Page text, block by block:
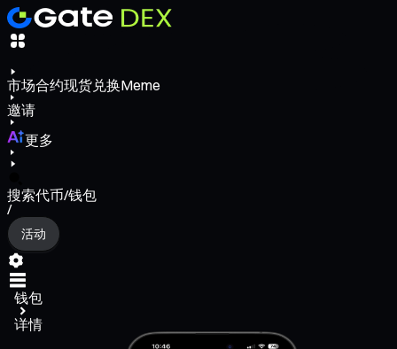
市场合约现货兑换Meme
邀请
更多
搜索代币/钱包
/
活动
钱包
详情